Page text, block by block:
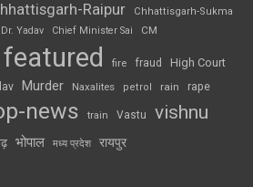
Raipur
Chhattisgarh-Sukma
Yadav Chief Minister Sai CM
featured fire fraud High Court
Murder Naxalites petrol rain rape
news train Vastu vishnu
भोपाल मध्य प्रदेश रायपुर